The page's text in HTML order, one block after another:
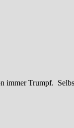
immer Trumpf.